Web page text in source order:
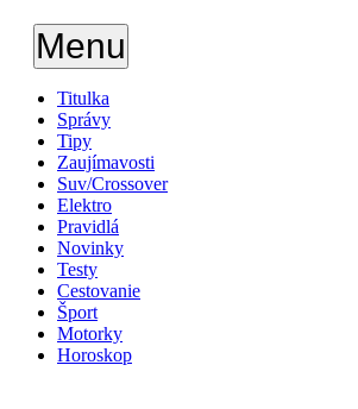
Menu
Titulka
Správy
Tipy
Zaujímavosti
Suv/Crossover
Elektro
Pravidlá
Novinky
Testy
Cestovanie
Šport
Motorky
Horoskop